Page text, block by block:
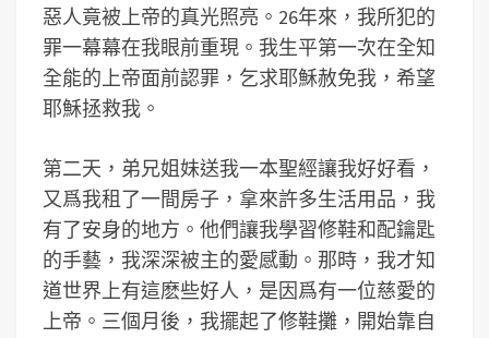
惡人竟被上帝的真光照亮。26年來，我所犯的
罪一幕幕在我眼前重現。我生平第一次在全知
全能的上帝面前認罪，乞求耶穌赦免我，希望
耶穌拯救我。
第二天，弟兄姐妹送我一本聖經讓我好好看，
又爲我租了一間房子，拿來許多生活用品，我
有了安身的地方。他們讓我學習修鞋和配鑰匙
的手藝，我深深被主的愛感動。那時，我才知
道世界上有這麽些好人，是因爲有一位慈愛的
上帝。三個月後，我擺起了修鞋攤，開始靠自